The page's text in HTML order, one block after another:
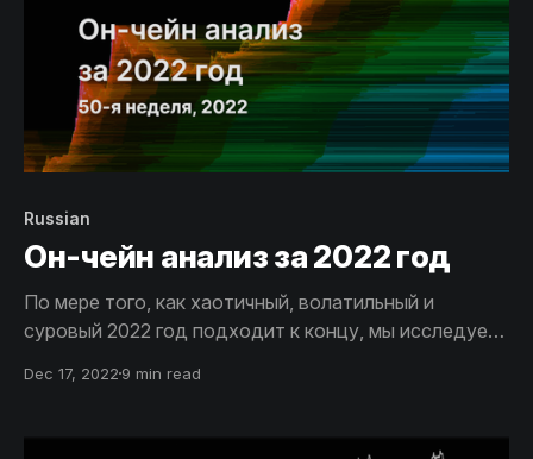
Russian
Он-чейн анализ за 2022 год
По мере того, как хаотичный, волатильный и
суровый 2022 год подходит к концу, мы исследуем
Биткоина, Эфира и стейблкоинов. Этот обзор
нетерпением ждем возвращения в захватывающем
Dec 17, 2022 9 min read